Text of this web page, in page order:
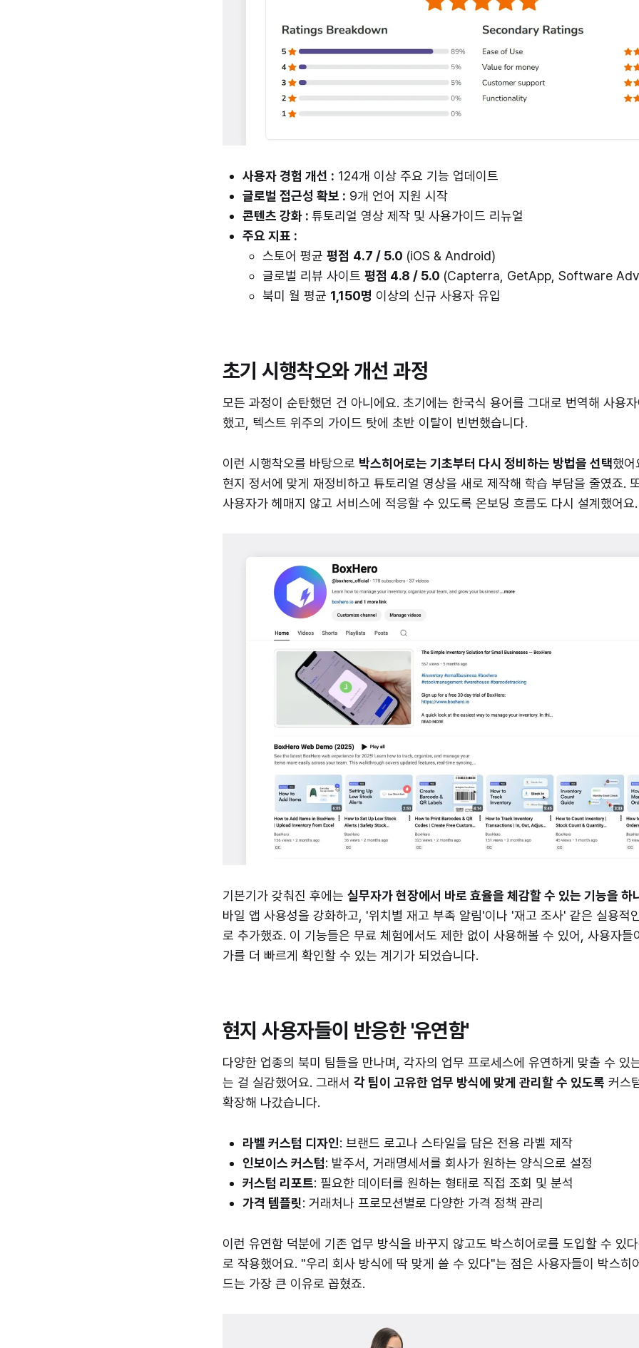
사용자 경험 개선 : 124개 이상 주요 기능 업데이트
글로벌 접근성 확보 : 9개 언어 지원 시작
콘텐츠 강화 : 튜토리얼 영상 제작 및 사용가이드 리뉴얼
주요 지표 :
스토어 평균 평점 4.7 / 5.0 (iOS & Android)
글로벌 리뷰 사이트 평점 4.8 / 5.0 (Capterra, GetApp, Software
북미 월 평균 1,150명 이상의 신규 사용자 유입
초기 시행착오와 개선 과정
모든 과정이 순탄했던 건 아니에요. 초기에는 한국식 용어를 그대로 번역해 사용
했고, 텍스트 위주의 가이드 탓에 초반 이탈이 빈번했습니다.
이런 시행착오를 바탕으로 박스히어로는 기초부터 다시 정비하는 방법을 선택했어
현지 정서에 맞게 재정비하고 튜토리얼 영상을 새로 제작해 학습 부담을 줄였죠.
사용자가 헤매지 않고 서비스에 적응할 수 있도록 온보딩 흐름도 다시 설계했어요.
기본기가 갖춰진 후에는 실무자가 현장에서 바로 효율을 체감할 수 있는 기능을 하
바일 앱 사용성을 강화하고, '위치별 재고 부족 알림'이나 '재고 조사' 같은 실용적
로 추가했죠. 이 기능들은 무료 체험에서도 제한 없이 사용해볼 수 있어, 사용자들
가를 더 빠르게 확인할 수 있는 계기가 되었습니다.
현지 사용자들이 반응한 '유연함'
다양한 업종의 북미 팀들을 만나며, 각자의 업무 프로세스에 유연하게 맞출 수 있
는 걸 실감했어요. 그래서 각 팀이 고유한 업무 방식에 맞게 관리할 수 있도록 커스
확장해 나갔습니다.
라벨 커스텀 디자인: 브랜드 로고나 스타일을 담은 전용 라벨 제작
인보이스 커스텀: 발주서, 거래명세서를 회사가 원하는 양식으로 설정
커스텀 리포트: 필요한 데이터를 원하는 형태로 직접 조회 및 분석
가격 템플릿: 거래처나 프로모션별로 다양한 가격 정책 관리
이런 유연함 덕분에 기존 업무 방식을 바꾸지 않고도 박스히어로를 도입할 수 있
로 작용했어요. "우리 회사 방식에 딱 맞게 쓸 수 있다"는 점은 사용자들이 박스히
드는 가장 큰 이유로 꼽혔죠.